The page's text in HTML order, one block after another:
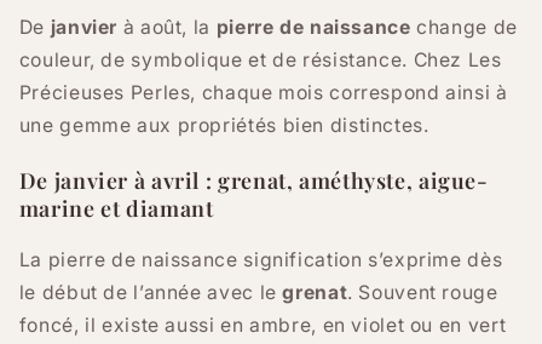
De janvier à août, la pierre de naissance change de
couleur, de symbolique et de résistance. Chez Les
Précieuses Perles, chaque mois correspond ainsi à
une gemme aux propriétés bien distinctes.
De janvier à avril : grenat, améthyste, aigue-
marine et diamant
La pierre de naissance signification s’exprime dès
le début de l’année avec legrenat. Souvent rouge
foncé, il existe aussi en ambre, en violet ou en vert